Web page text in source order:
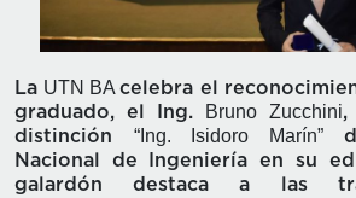
La UTN BAcelebra el
graduado, el Ing. Bruno Zucchini,
distinción “Ing. Isidoro Marín”
Nacional de Ingeniería en su
galardón destaca a las